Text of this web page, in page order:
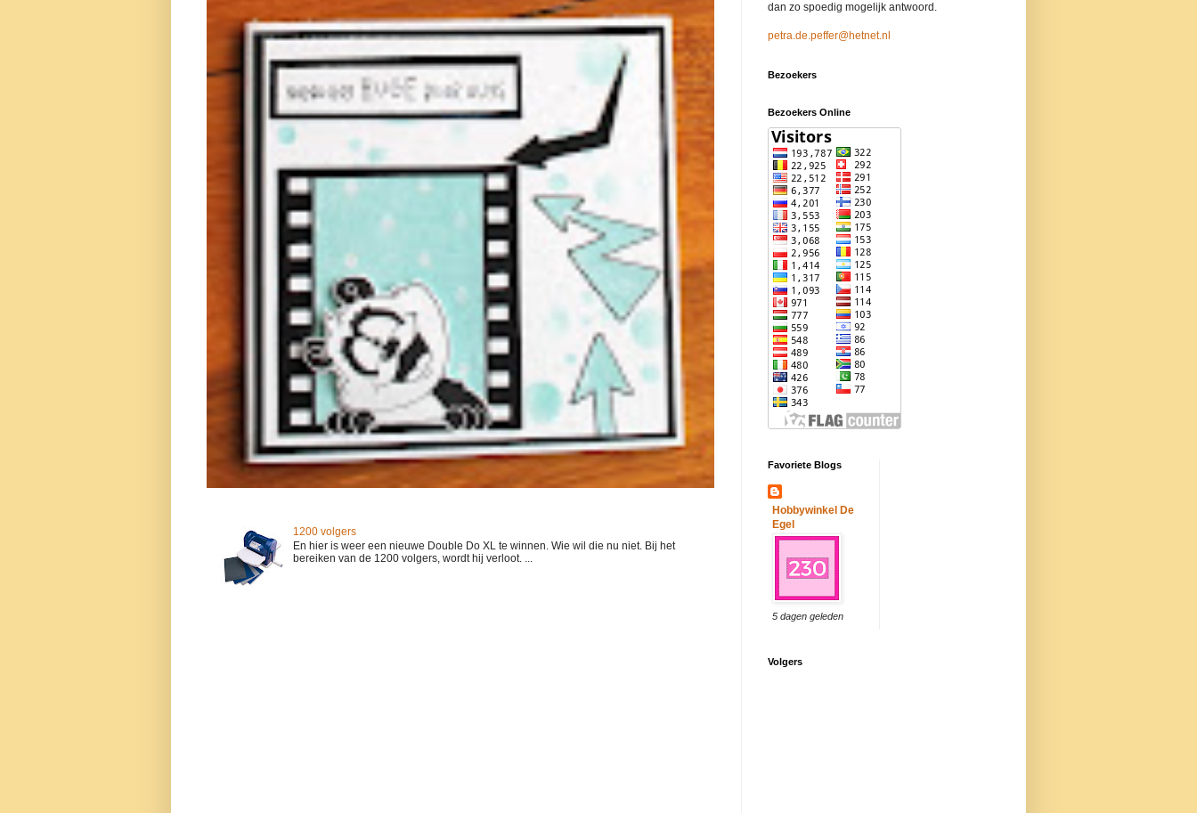
1200 volgers
En hier is weer een nieuwe Double Do XL te winnen. Wie wil die nu niet. Bij het
bereiken van de 1200 volgers, wordt hij verloot. ...
dan zo spoedig mogelijk antwoord.
petra.de.peffer@hetnet.nl
Bezoekers
Bezoekers Online
Favoriete Blogs
Hobbywinkel De
Egel
5 dagen geleden
Volgers